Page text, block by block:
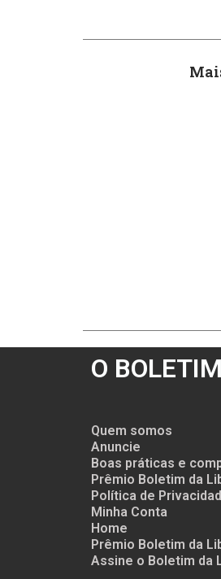
O BOLETIM
Quem somos
Anuncie
Boas práticas e
Prêmio Boletim da
Política de
Minha Conta
Home
Prêmio Boletim da
Assine o Boletim da